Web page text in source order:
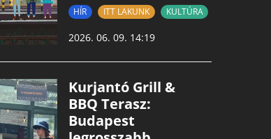
HÍR ITT LAKUNK KULTÚRA
2026. 06. 09. 14:19
Kurjantó Grill &
BBQ Terasz:
Budapest